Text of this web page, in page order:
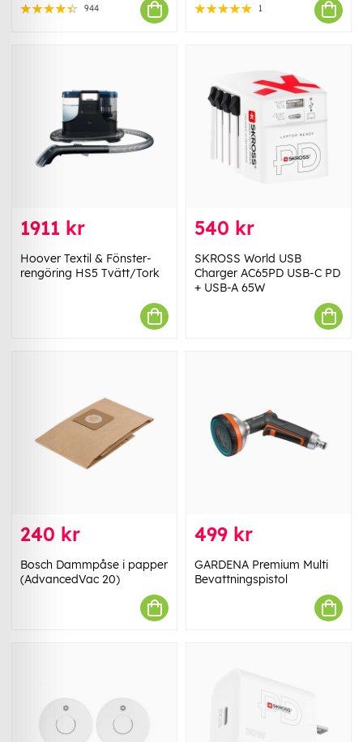
944 1
1911 kr
Hoover Textil & Fönster-
rengöring HS5 Tvätt/Tork
540 kr
SKROSS World USB
Charger AC65PD USB-C PD
+ USB-A 65W
240 kr
Bosch Dammpåse i papper
(AdvancedVac 20)
499 kr
GARDENA Premium Multi
Bevattningspistol